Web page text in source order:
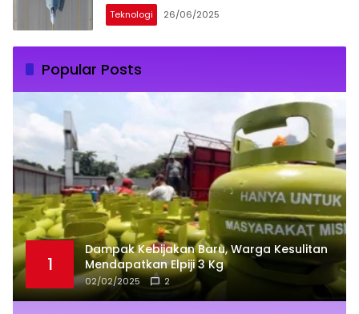
Teknologi 26/06/2025
Popular Posts
1
Dampak Kebijakan Baru, Warga Kesulitan
Mendapatkan Elpiji 3 Kg
02/02/2025 2